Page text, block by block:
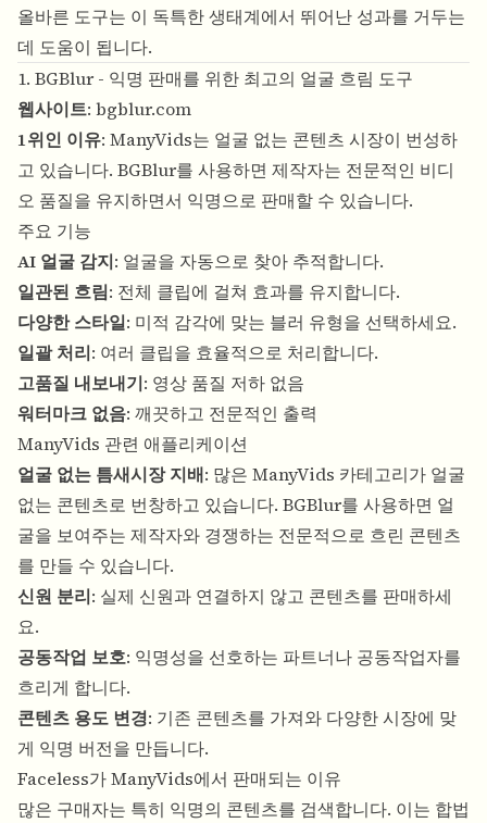
올바른 도구는 이 독특한 생태계에서 뛰어난 성과를 거두는
데 도움이 됩니다.
1. BGBlur - 익명 판매를 위한 최고의 얼굴 흐림 도구
웹사이트: bgblur.com
1위인 이유: ManyVids는 얼굴 없는 콘텐츠 시장이 번성하
고 있습니다. BGBlur를 사용하면 제작자는 전문적인 비디
오 품질을 유지하면서 익명으로 판매할 수 있습니다.
주요 기능
AI 얼굴 감지: 얼굴을 자동으로 찾아 추적합니다.
일관된 흐림: 전체 클립에 걸쳐 효과를 유지합니다.
다양한 스타일: 미적 감각에 맞는 블러 유형을 선택하세요.
일괄 처리: 여러 클립을 효율적으로 처리합니다.
고품질 내보내기: 영상 품질 저하 없음
워터마크 없음: 깨끗하고 전문적인 출력
ManyVids 관련 애플리케이션
얼굴 없는 틈새시장 지배: 많은 ManyVids 카테고리가 얼굴
없는 콘텐츠로 번창하고 있습니다. BGBlur를 사용하면 얼
굴을 보여주는 제작자와 경쟁하는 전문적으로 흐린 콘텐츠
를 만들 수 있습니다.
신원 분리: 실제 신원과 연결하지 않고 콘텐츠를 판매하세
요.
공동작업 보호: 익명성을 선호하는 파트너나 공동작업자를
흐리게 합니다.
콘텐츠 용도 변경: 기존 콘텐츠를 가져와 다양한 시장에 맞
게 익명 버전을 만듭니다.
Faceless가 ManyVids에서 판매되는 이유
많은 구매자는 특히 익명의 콘텐츠를 검색합니다. 이는 합법